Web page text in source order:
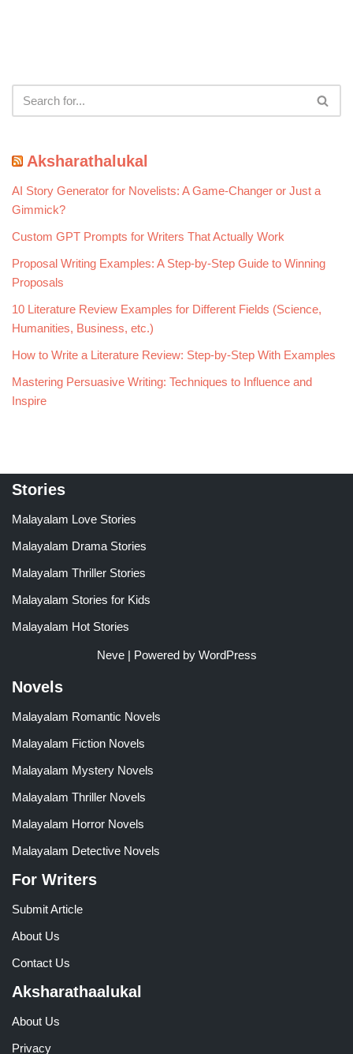
Aksharathalukal
AI Story Generator for Novelists: A Game-Changer or Just a
Gimmick?
Custom GPT Prompts for Writers That Actually Work
Proposal Writing Examples: A Step-by-Step Guide to Winning
Proposals
10 Literature Review Examples for Different Fields (Science,
Humanities, Business, etc.)
How to Write a Literature Review: Step-by-Step With Examples
Mastering Persuasive Writing: Techniques to Influence and
Inspire
Stories
Malayalam Love Stories
Malayalam Drama Stories
Malayalam Thriller Stories
Malayalam Stories for Kids
Malayalam Hot Stories
Neve| Powered by WordPress
Novels
Malayalam Romantic Novels
Malayalam Fiction Novels
Malayalam Mystery Novels
Malayalam Thriller Novels
Malayalam Horror Novels
Malayalam Detective Novels
For Writers
Submit Article
About Us
Contact Us
Aksharathaalukal
About Us
Privacy